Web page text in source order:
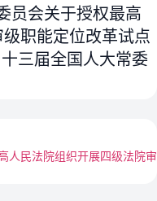
员会关于授权最高
职能定位改革试点
三届全国人大常委
人民法院组织开展四级法院审